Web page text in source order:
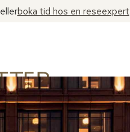
ellerboka tid hos en reseexpert